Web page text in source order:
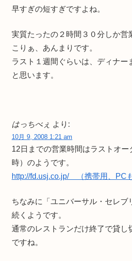
早すぎの短すぎですよね。
実質たったの２時間３０分しか営
こりぁ、あんまりです。
ラスト１週間ぐらいは、ディナー
と思います。
はっちべぇ より:
10月 9, 2008 1:21 am
12日までの営業時間はラストオー
時）のようです。
http://fd.usj.co.jp/ （携帯用、PCも
ちなみに「ユニバーサル・セレブ
続くようです。
通常のレストランだけ終了で貸し
ですね。